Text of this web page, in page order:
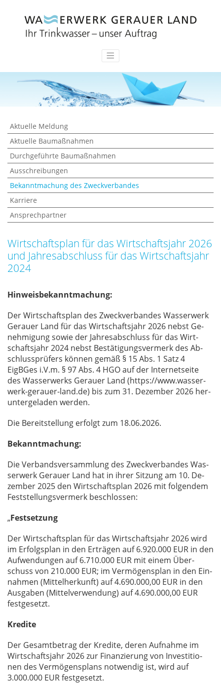
Aktuelle Meldung
Aktuelle Baumaßnahmen
Durchgeführte Baumaßnahmen
Ausschreibungen
Bekanntmachung des Zweckverbandes
Karriere
Ansprechpartner
Wirtschaftsplan für das Wirtschaftsjahr 2026
und Jahresabschluss für das Wirtschaftsjahr
2024
Hinweisbekanntmachung:
Der Wirt­schafts­plan des Zweck­ver­ban­des Was­ser­werk
Ge­r­au­er Land für das Wirt­schafts­jahr 2026 nebst Ge­
neh­mi­gung so­wie der Jah­res­ab­schluss für das Wirt­
schafts­jahr 2024 nebst Be­stä­ti­gungs­ver­merk des Ab­
schluss­prü­fers kön­nen ge­mäß § 15 Abs. 1 Satz 4
EigBGes i.V.m. § 97 Abs. 4 HGO auf der In­ter­net­sei­te
des Was­ser­werks Ge­r­au­er Land (https://​www.was­ser­
werk-ge­r­au­er-land.de) bis zum 31. De­zem­ber 2026 her­
un­ter­ge­la­den wer­den.
Die Be­reit­stel­lung er­folgt zum 18.06.2026.
Bekanntmachung:
Die Ver­bands­ver­samm­lung des Zweck­ver­ban­des Was­
ser­werk Ge­r­au­er Land hat in ih­rer Sit­zung am 10. De­
zem­ber 2025 den Wirt­schafts­plan 2026 mit fol­gen­dem
Fest­stel­lungs­ver­merk be­schlos­sen:
„Festsetzung
Der Wirt­schafts­plan für das Wirt­schafts­jahr 2026 wird
im Er­folgs­plan in den Er­trä­gen auf 6.920.000 EUR in den
Auf­wen­dun­gen auf 6.710.000 EUR mit ei­nem Über­
schuss von 210.000 EUR; im Ver­mö­gens­plan in den Ein­
nah­men (Mit­tel­her­kunft) auf 4.690.000,00 EUR in den
Aus­ga­ben (Mit­tel­ver­wen­dung) auf 4.690.000,00 EUR
fest­ge­setzt.
Kredite
Der Ge­samt­be­trag der Kre­di­te, de­ren Auf­nah­me im
Wirt­schafts­jahr 2026 zur Fi­nan­zie­rung von In­ves­ti­tio­
nen des Ver­mö­gens­plans not­wen­dig ist, wird auf
3.000.000 EUR fest­ge­setzt.